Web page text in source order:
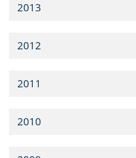
2013
2012
2011
2010